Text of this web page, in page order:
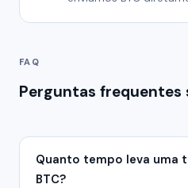
FAQ
Perguntas frequentes
Quanto tempo leva uma
BTC?